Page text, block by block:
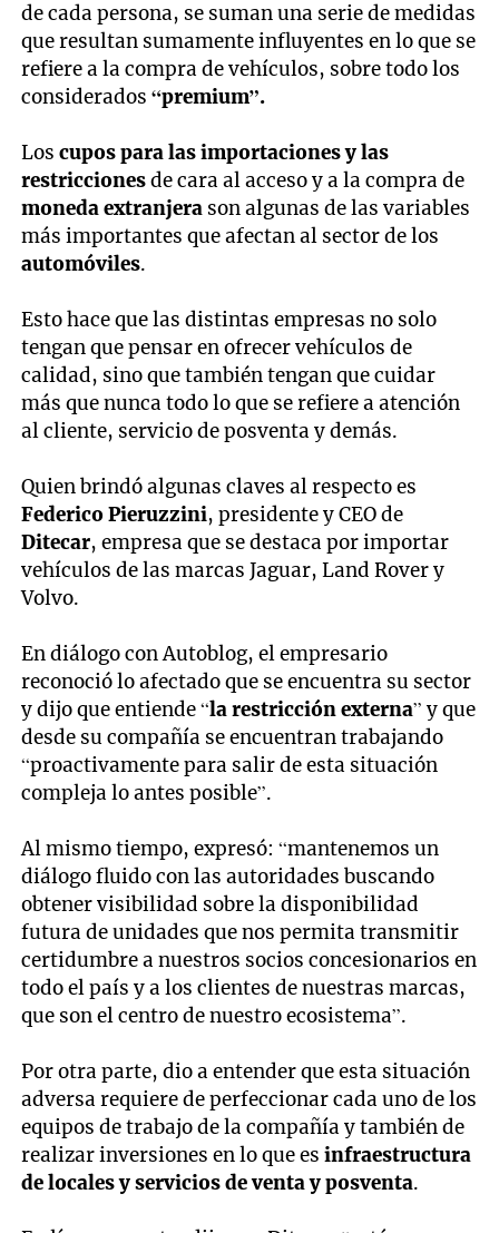
de cada persona, se suman una serie de medidas
que resultan sumamente influyentes en lo que se
refiere a la compra de vehículos, sobre todo los
considerados“premium”.
Los cupos para las importaciones y las
restriccionesde cara al acceso y a la compra de
moneda extranjera son algunas de las variables
más importantes que afectan al sector de los
automóviles.
Esto hace que las distintas empresas no solo
tengan que pensar en ofrecer vehículos de
calidad, sino que también tengan que cuidar
más que nunca todo lo que se refiere a atención
al cliente, servicio de posventa y demás.
Quien brindó algunas claves al respecto es
Federico Pieruzzini, presidente y CEO de
Ditecar, empresa que se destaca por importar
vehículos de las marcas Jaguar, Land Rover y
Volvo.
En diálogo con Autoblog, el empresario
reconoció lo afectado que se encuentra su sector
y dijo que entiende “la restricción externa” y que
desde su compañía se encuentran trabajando
“proactivamente para salir de esta situación
compleja lo antes posible”.
Al mismo tiempo, expresó: “mantenemos un
diálogo fluido con las autoridades buscando
obtener visibilidad sobre la disponibilidad
futura de unidades que nos permita transmitir
certidumbre a nuestros socios concesionarios en
todo el país y a los clientes de nuestras marcas,
que son el centro de nuestro ecosistema”.
Por otra parte, dio a entender que esta situación
adversa requiere de perfeccionar cada uno de los
equipos de trabajo de la compañía y también de
realizar inversiones en lo que es infraestructura
de locales y servicios de venta y posventa.